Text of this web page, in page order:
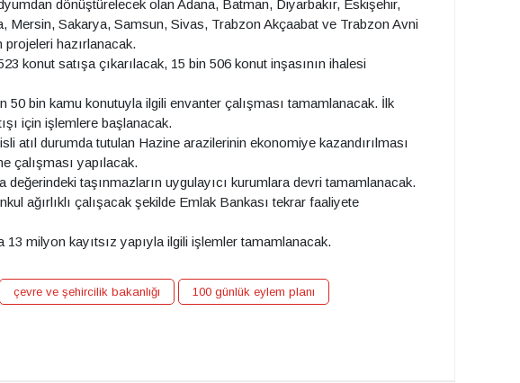
dönüştürelecek olan Adana, Batman, Diyarbakır, Eskişehir,
Mersin, Sakarya, Samsun, Sivas, Trabzon Akçaabat ve Trabzon Avni
hazırlanacak.
konut satışa çıkarılacak, 15 bin 506 konut inşasının ihalesi
50 bin kamu konutuyla ilgili envanter çalışması tamamlanacak. İlk
için işlemlere başlanacak.
atıl durumda tutulan Hazine arazilerinin ekonomiye kazandırılması
çalışması yapılacak.
değerindeki taşınmazların uygulayıcı kurumlara devri tamamlanacak.
ağırlıklı çalışacak şekilde Emlak Bankası tekrar faaliyete
13 milyon kayıtsız yapıyla ilgili işlemler tamamlanacak.
çevre ve şehircilik bakanlığı 100 günlük eylem planı